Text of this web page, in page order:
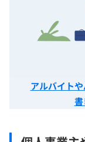
アルバイト